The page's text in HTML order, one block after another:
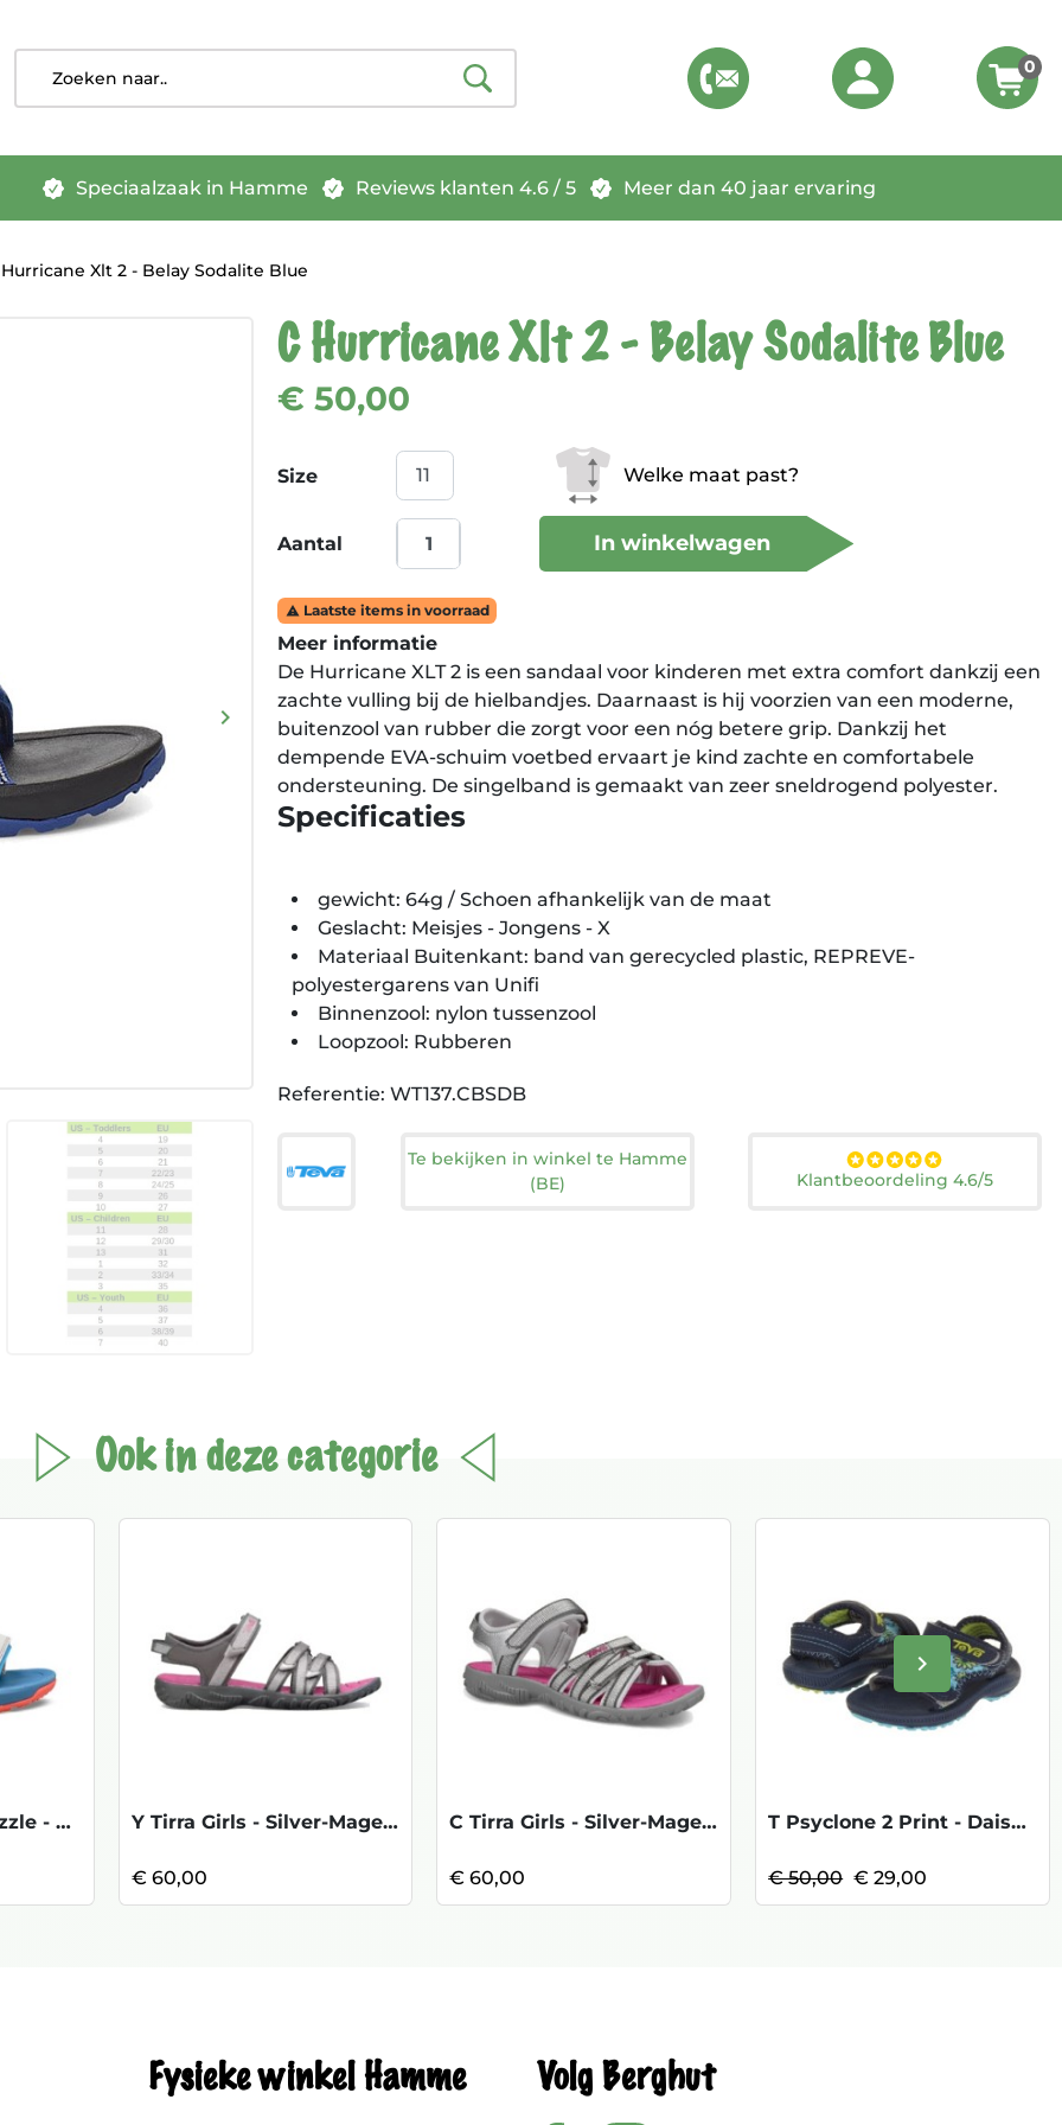
0
Speciaalzaak in Hamme Reviews klanten 4.6 / 5 Meer dan 40 jaar ervaring
Xlt 2 - Belay Sodalite Blue
Volgende
keyboard_arrow_right
C Hurricane Xlt 2 - Belay Sodalite Blue
€ 50,00
Size Welke maat past?
Aantal In winkelwagen
 Laatste items in voorraad
Meer informatie
De Hurricane XLT 2 is een sandaal voor kinderen met extra comfort dankzij een
zachte vulling bij de hielbandjes. Daarnaast is hij voorzien van een moderne,
buitenzool van rubber die zorgt voor een nóg betere grip. Dankzij het
dempende EVA-schuim voetbed ervaart je kind zachte en comfortabele
ondersteuning. De singelband is gemaakt van zeer sneldrogend polyester.
Specificaties
gewicht: 64g / Schoen afhankelijk van de maat
Geslacht: Meisjes - Jongens - X
Materiaal Buitenkant: band van gerecycled plastic, REPREVE-
polyestergarens van Unifi
Binnenzool: nylon tussenzool
Loopzool: Rubberen
Referentie: WT137.CBSDB
Te bekijken in winkel te Hamme
(BE)
Klantbeoordeling 4.6/5
Ook in deze categorie
Volgende
keyboard_arrow_right
T Psyclone XLT Drizzle - Dark Gull Grey Y Tirra Girls - Silver-Magenta
€ 60,00
C Tirra Girls - Silver-Magenta
€ 60,00
T Psyclone 2 Print - Daisy Blue KOOPJE
€ 50,00 € 29,00
Fysieke winkel Hamme Volg Berghut